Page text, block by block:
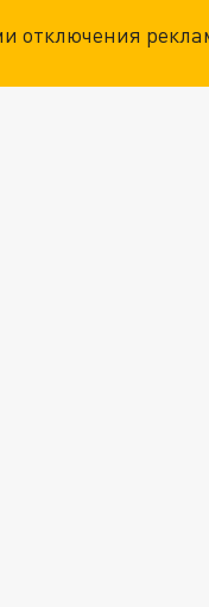
отключения